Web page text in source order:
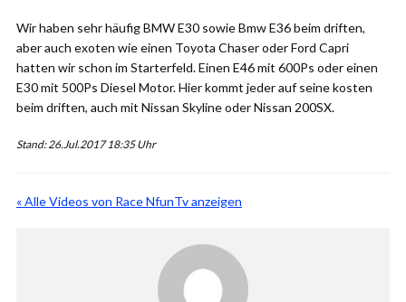
Wir haben sehr häufig BMW E30 sowie Bmw E36 beim driften,
aber auch exoten wie einen Toyota Chaser oder Ford Capri
hatten wir schon im Starterfeld. Einen E46 mit 600Ps oder einen
E30 mit 500Ps Diesel Motor. Hier kommt jeder auf seine kosten
beim driften, auch mit Nissan Skyline oder Nissan 200SX.
Stand: 26.Jul.2017 18:35 Uhr
« Alle Videos von Race NfunTv anzeigen